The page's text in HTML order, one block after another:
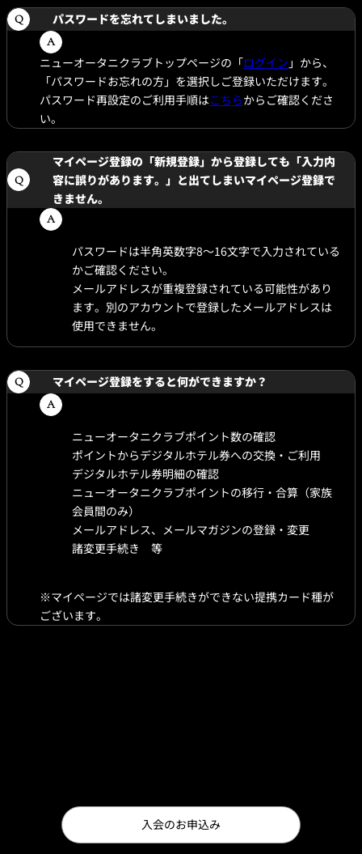
パスワードを忘れてしまいました。
ニューオータニクラブトップページの「ログイン 」から、
「パスワードお忘れの方」を選択しご登録いただけます。
パスワード再設定のご利用手順はこちらからご確認くださ
い。
マイページ登録の「新規登録」から登録しても「入力内
容に誤りがあります。」と出てしまいマイページ登録で
きません。
パスワードは半角英数字8～16文字で入力されている
かご確認ください。
メールアドレスが重複登録されている可能性があり
ます。別のアカウントで登録したメールアドレスは
使用できません。
マイページ登録をすると何ができますか？
ニューオータニクラブポイント数の確認
ポイントからデジタルホテル券への交換・ご利用
デジタルホテル券明細の確認
ニューオータニクラブポイントの移行・合算（家族
会員間のみ）
メールアドレス、メールマガジンの登録・変更
諸変更手続き 等
※マイページでは諸変更手続きができない提携カード種が
ございます。
入会のお申込み